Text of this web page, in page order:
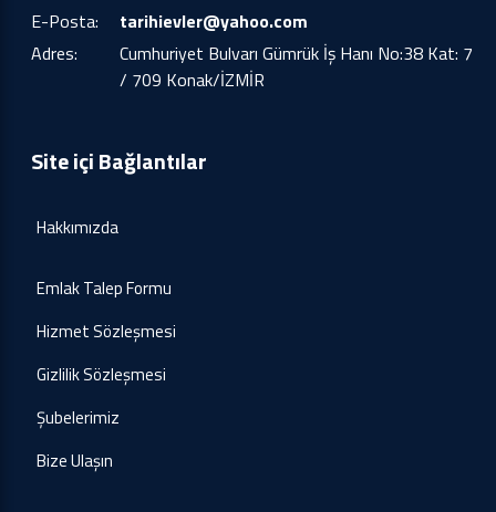
E-Posta:
tarihievler@yahoo.com
Adres:
Cumhuriyet Bulvarı Gümrük İş Hanı No:38 Kat: 7
/ 709 Konak/İZMİR
Site içi Bağlantılar
Hakkımızda
Emlak Talep Formu
Hizmet Sözleşmesi
Gizlilik Sözleşmesi
Şubelerimiz
Bize Ulaşın